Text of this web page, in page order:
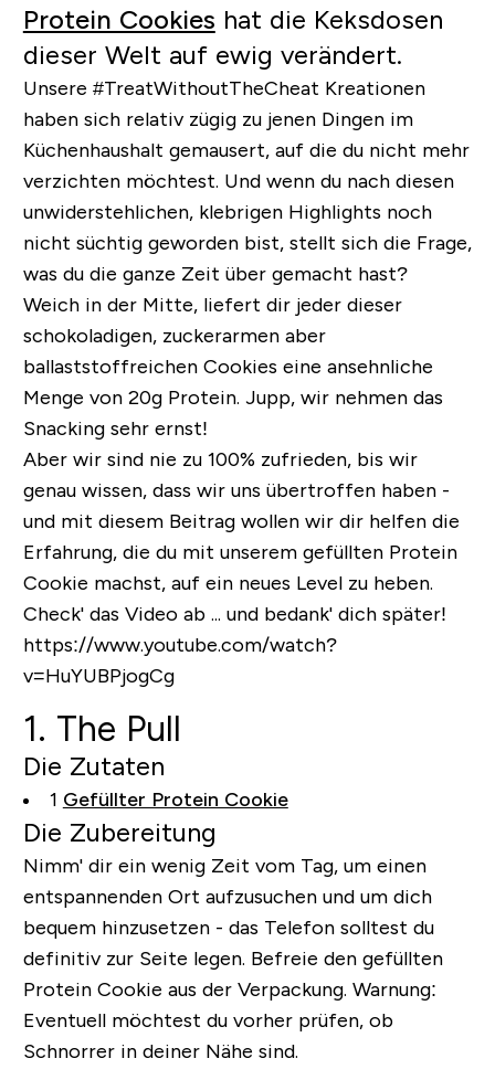
Protein Cookies hat die Keksdosen
dieser Welt auf ewig verändert.
Unsere #TreatWithoutTheCheat Kreationen
haben sich relativ zügig zu jenen Dingen im
Küchenhaushalt gemausert, auf die du nicht mehr
verzichten möchtest. Und wenn du nach diesen
unwiderstehlichen, klebrigen Highlights noch
nicht süchtig geworden bist, stellt sich die Frage,
was du die ganze Zeit über gemacht hast?
Weich in der Mitte, liefert dir jeder dieser
schokoladigen, zuckerarmen aber
ballaststoffreichen Cookies eine ansehnliche
Menge von 20g Protein. Jupp, wir nehmen das
Snacking sehr ernst!
Aber wir sind nie zu 100% zufrieden, bis wir
genau wissen, dass wir uns übertroffen haben -
und mit diesem Beitrag wollen wir dir helfen die
Erfahrung, die du mit unserem gefüllten Protein
Cookie machst, auf ein neues Level zu heben.
Check' das Video ab ... und bedank' dich später!
https://www.youtube.com/watch?
v=HuYUBPjogCg
1. The Pull
Die Zutaten
1 Gefüllter Protein Cookie
Die Zubereitung
Nimm' dir ein wenig Zeit vom Tag, um einen
entspannenden Ort aufzusuchen und um dich
bequem hinzusetzen - das Telefon solltest du
definitivzur Seite legen. Befreie den gefüllten
Protein Cookie aus der Verpackung. Warnung:
Eventuell möchtest du vorher prüfen, ob
Schnorrer in deiner Nähe sind.